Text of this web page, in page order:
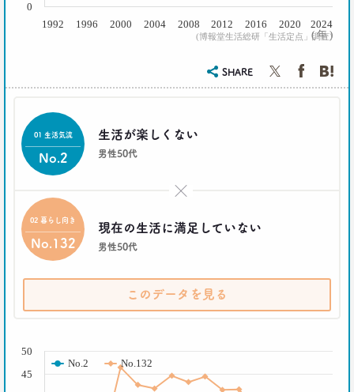
「お金持ちへの憧れ」は徐々に減る？
若者はなりたい自分を投影
–日経クロストレンド 連載⑦–
世代間ギャップを学べる魔法の質問
「お金持ちって誰ですか？」
–日経クロストレンド 連載⑥–
生活総研 上席研究員
2021.03.01
40代おじさん必読！
J.Y. パーク氏に学ぶ 「褒めワード」
--日経クロストレンド 連載⑤--
シュフからシェフに！
オンラインで「我が家の食卓」が変わる
( 年 )
(博報堂生活総研「生活定点」調査)
1992 1996 2000 2004 2008 2012 2016 2020 2024
0
SHARE
生活が楽しくない
男性50代
01 生活気流
No.2
現在の生活に満足していない
男性50代
02 暮らし向き
No.132
このデータを見る
No.2
No.132
45
50